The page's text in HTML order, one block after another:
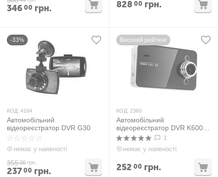
34600 грн. 82800 грн.
-33%
КОД: 4164
Автомобільний
відеореєстратор DVR G30
немає у наявності
355 00 грн.
23700 грн.
Високий рейтинг
КОД: 2360
Автомобільний
відеореєстратор DVR K6000
Full HD 1080P 1
немає у наявності
252 00 грн.